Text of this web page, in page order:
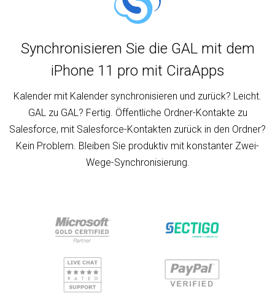
Synchronisieren Sie die GAL mit dem
iPhone 11 pro mit CiraApps
Kalender mit Kalender synchronisieren und zurück? Leicht.
GAL zu GAL? Fertig. Öffentliche Ordner-Kontakte zu
Salesforce, mit Salesforce-Kontakten zurück in den Ordner?
Kein Problem. Bleiben Sie produktiv mit konstanter Zwei-
Wege-Synchronisierung.